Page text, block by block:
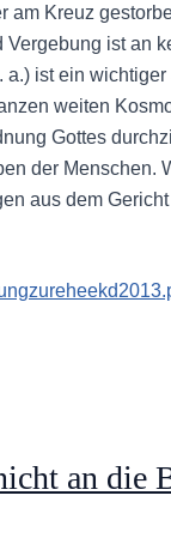
am Kreuz
ist an
ist ein
weiten
Gottes
der Menschen.
aus dem
an die